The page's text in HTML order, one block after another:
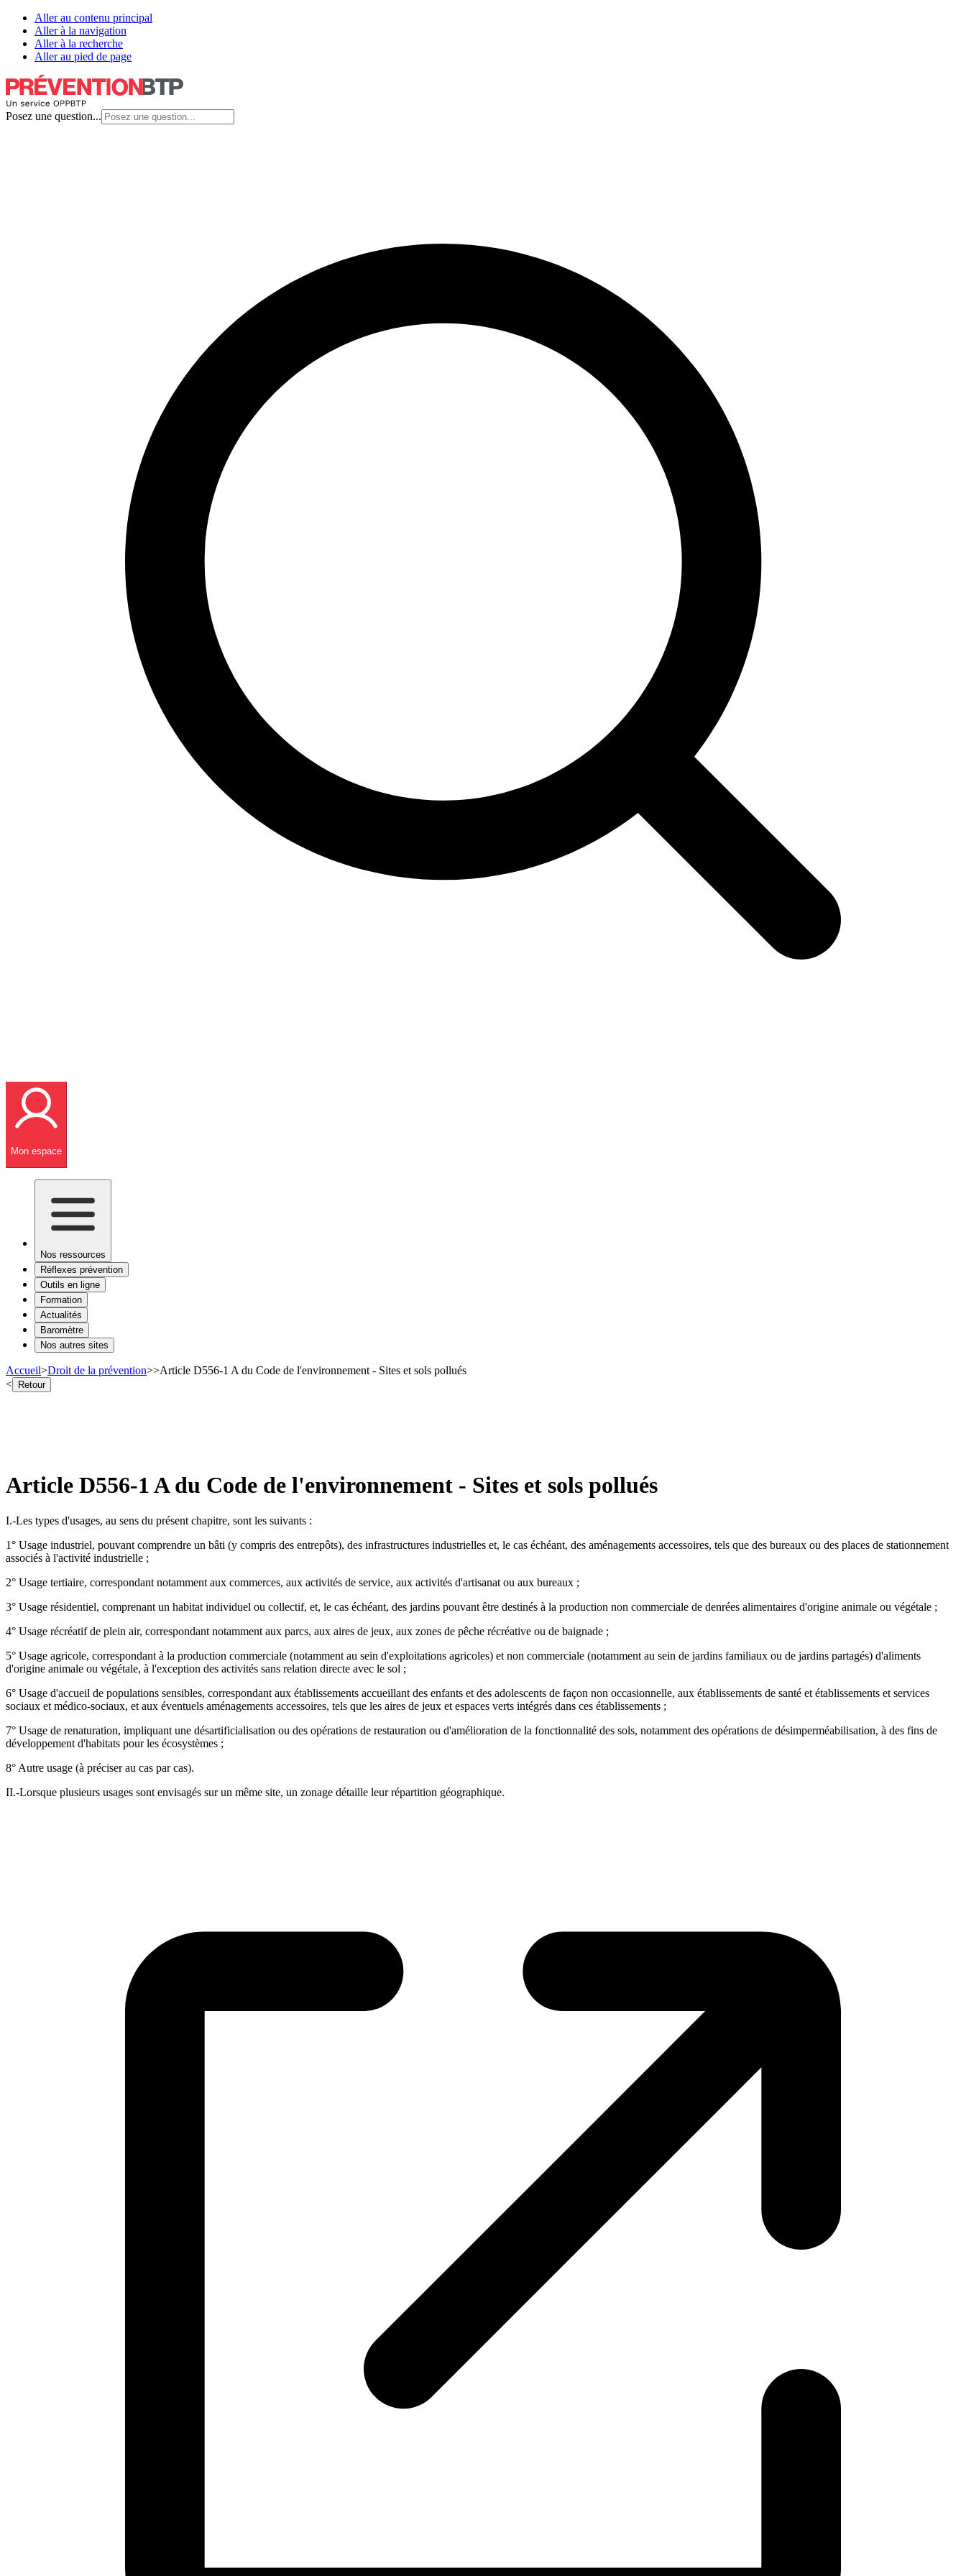
Aller au contenu principal
Aller à la navigation
Aller à la recherche
Aller au pied de page
Posez une question...
Mon espace
Nos ressources
Réflexes prévention
Outils en ligne
Formation
Actualités
Baromètre
Nos autres sites
Accueil>Droit de la prévention>>Article D556-1 A du Code de l'environnement - Sites et sols pollués
< Retour
Article D556-1 A du Code de l'environnement - Sites et sols pollués
I.-Les types d'usages, au sens du présent chapitre, sont les suivants :
1° Usage industriel, pouvant comprendre un bâti (y compris des entrepôts), des infrastructures industrielles et, le cas échéant, des aménagements accessoires, tels que des bureaux ou des places de stationnement
associés à l'activité industrielle ;
2° Usage tertiaire, correspondant notamment aux commerces, aux activités de service, aux activités d'artisanat ou aux bureaux ;
3° Usage résidentiel, comprenant un habitat individuel ou collectif, et, le cas échéant, des jardins pouvant être destinés à la production non commerciale de denrées alimentaires d'origine animale ou végétale ;
4° Usage récréatif de plein air, correspondant notamment aux parcs, aux aires de jeux, aux zones de pêche récréative ou de baignade ;
5° Usage agricole, correspondant à la production commerciale (notamment au sein d'exploitations agricoles) et non commerciale (notamment au sein de jardins familiaux ou de jardins partagés) d'aliments
d'origine animale ou végétale, à l'exception des activités sans relation directe avec le sol ;
6° Usage d'accueil de populations sensibles, correspondant aux établissements accueillant des enfants et des adolescents de façon non occasionnelle, aux établissements de santé et établissements et services
sociaux et médico-sociaux, et aux éventuels aménagements accessoires, tels que les aires de jeux et espaces verts intégrés dans ces établissements ;
7° Usage de renaturation, impliquant une désartificialisation ou des opérations de restauration ou d'amélioration de la fonctionnalité des sols, notamment des opérations de désimperméabilisation, à des fins de
développement d'habitats pour les écosystèmes ;
8° Autre usage (à préciser au cas par cas).
II.-Lorsque plusieurs usages sont envisagés sur un même site, un zonage détaille leur répartition géographique.